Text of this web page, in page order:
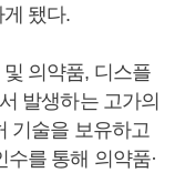
됐다.
의약품, 디스플
발생하는 고가의
기술을 보유하고
를 통해 의약품·